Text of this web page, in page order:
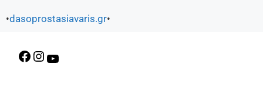
•dasoprostasiavaris.gr•